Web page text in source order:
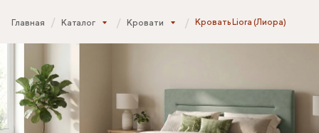
Главная Каталог Кровати Кровать Liora (Лиора)